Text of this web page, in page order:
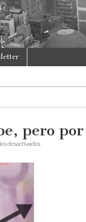
pero
desactivadosen